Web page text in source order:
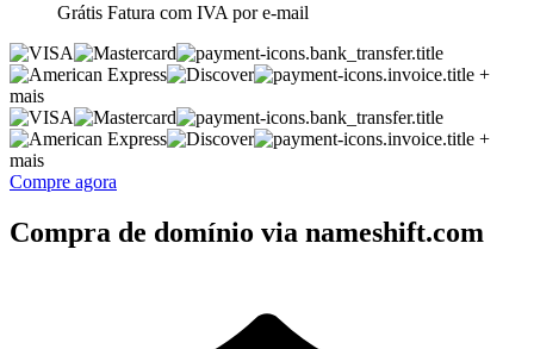
Grátis Fatura com IVA por e-mail
+
mais
+
mais
Compre agora
Compra de domínio via nameshift.com